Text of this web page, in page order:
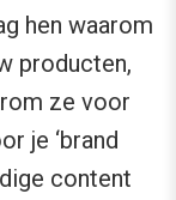
hen waarom
producten,
ze voor
je ‘brand
content